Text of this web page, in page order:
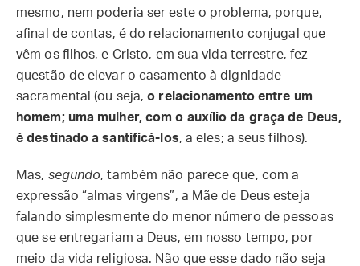
mesmo, nem poderia ser este o problema, porque,
afinal de contas, é do relacionamento conjugal que
vêm os filhos, e Cristo, em sua vida terrestre, fez
questão de elevar o casamento à dignidade
sacramental (ou seja,o relacionamento entre um
homem; uma mulher, com o auxílio da graça de Deus,
é destinado a santificá-los, a eles; a seus filhos).
Mas, segundo, também não parece que, com a
expressão “almas virgens”, a Mãe de Deus esteja
falando simplesmente do menor número de pessoas
que se entregariam a Deus, em nosso tempo, por
meio da vida religiosa. Não que esse dado não seja